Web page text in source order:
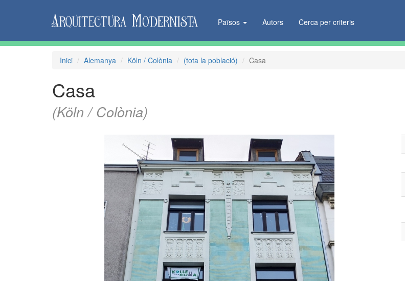
Països Autors Cerca per criteris
Inici Alemanya Köln / Colònia (tota la població) Casa
Casa
(Köln / Colònia)